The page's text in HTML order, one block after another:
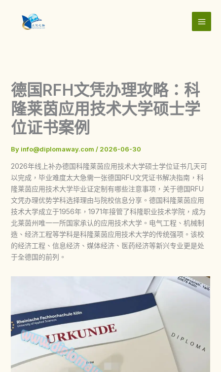
content
德国RFH文凭办理攻略：科
隆莱茵应用技术大学硕士学
位证书案例
By info@diplomaway.com / 2026-06-30
2026年线上补办德国科隆莱茵应用技术大学硕士学位证书几天可
以完成，毕业难度太大急需一张德国RFU文凭证书解决指南，科
隆莱茵应用技术大学毕业证定制有哪些注意事项，关于德国RFU
文凭办理优势学科选择理由与院校信息分享。德国科隆莱茵应用
技术大学成立于1956年，1971年接管了科隆职业技术学院，成为
北莱茵州唯一一所国家承认的应用技术大学。电气工程、机械制
造、经济工程等学科是科隆莱茵应用技术大学的传统强项。该校
的经济工程、信息经济、媒体经济、医药经济等新兴专业更是处
于全德国的前列。